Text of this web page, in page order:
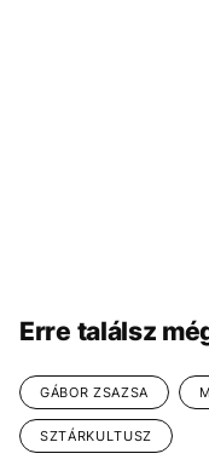
Erre találsz
GÁBOR ZSAZSA
SZTÁRKULTUSZ